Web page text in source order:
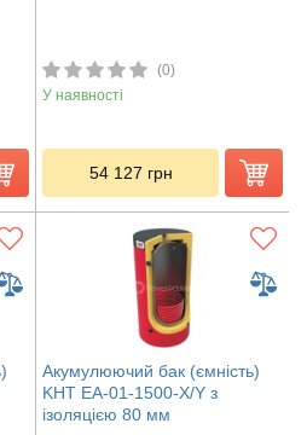
(0)
У наявності
54 127 грн
Акумулюючий бак (ємність)
KHT ЕА-01-1500-X/Y з
ізоляцією 80 мм